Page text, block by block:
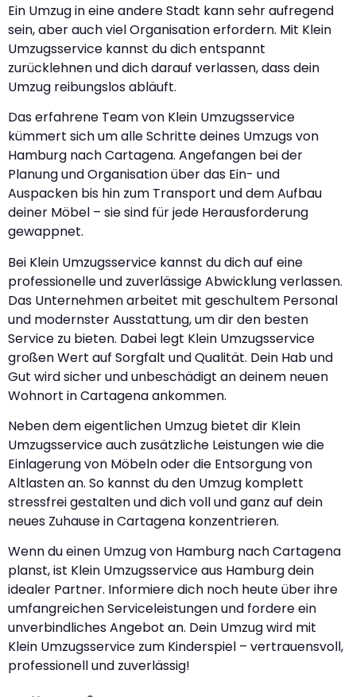
Ein Umzug in eine andere Stadt kann sehr aufregend
sein, aber auch viel Organisation erfordern. Mit Klein
Umzugsservice kannst du dich entspannt
zurücklehnen und dich darauf verlassen, dass dein
Umzug reibungslos abläuft.
Das erfahrene Team von Klein Umzugsservice
kümmert sich um alle Schritte deines Umzugs von
Hamburg nach Cartagena. Angefangen bei der
Planung und Organisation über das Ein- und
Auspacken bis hin zum Transport und dem Aufbau
deiner Möbel – sie sind für jede Herausforderung
gewappnet.
Bei Klein Umzugsservice kannst du dich auf eine
professionelle und zuverlässige Abwicklung verlassen.
Das Unternehmen arbeitet mit geschultem Personal
und modernster Ausstattung, um dir den besten
Service zu bieten. Dabei legt Klein Umzugsservice
großen Wert auf Sorgfalt und Qualität. Dein Hab und
Gut wird sicher und unbeschädigt an deinem neuen
Wohnort in Cartagena ankommen.
Neben dem eigentlichen Umzug bietet dir Klein
Umzugsservice auch zusätzliche Leistungen wie die
Einlagerung von Möbeln oder die Entsorgung von
Altlasten an. So kannst du den Umzug komplett
stressfrei gestalten und dich voll und ganz auf dein
neues Zuhause in Cartagena konzentrieren.
Wenn du einen Umzug von Hamburg nach Cartagena
planst, ist Klein Umzugsservice aus Hamburg dein
idealer Partner. Informiere dich noch heute über ihre
umfangreichen Serviceleistungen und fordere ein
unverbindliches Angebot an. Dein Umzug wird mit
Klein Umzugsservice zum Kinderspiel – vertrauensvoll,
professionell und zuverlässig!